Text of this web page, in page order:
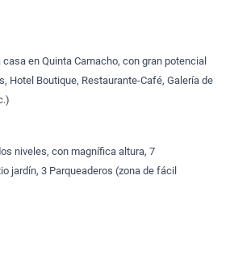
en Quinta Camacho, con gran potencial
Hotel Boutique, Restaurante-Café, Galería de
niveles, con magnífica altura, 7
jardín, 3 Parqueaderos (zona de fácil